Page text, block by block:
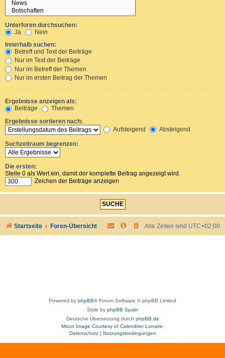
Unterforen durchsuchen:
Ja
Nein
Innerhalb suchen:
Betreff und Text der Beiträge
Nur im Text der Beiträge
Nur im Betreff der Themen
Nur im ersten Beitrag der Themen
Ergebnisse anzeigen als:
Beiträge
Themen
Ergebnisse sortieren nach:
Aufsteigend
Absteigend
Suchzeitraum begrenzen:
Die ersten:
Stelle 0 als Wert ein, damit der komplette Beitrag angezeigt wird.
Zeichen der Beiträge anzeigen
Startseite Foren-Übersicht Alle Zeiten sind UTC+02:00
Powered by phpBB® Forum Software © phpBB Limited
Style by phpBB Spain
Deutsche Übersetzung durch phpBB.de
Moon Image Courtesy of Calendrier Lunaire.
Datenschutz| Nutzungsbedingungen